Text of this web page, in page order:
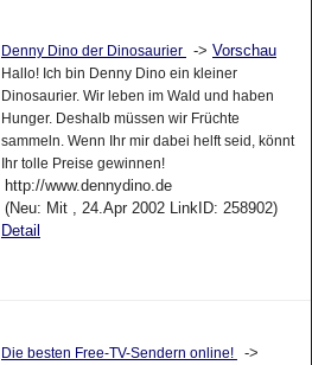
Denny Dino der Dinosaurier -> Vorschau
Hallo! Ich bin Denny Dino ein kleiner
Dinosaurier. Wir leben im Wald und haben
Hunger. Deshalb müssen wir Früchte
sammeln. Wenn Ihr mir dabei helft seid, könnt
Ihr tolle Preise gewinnen!
http://www.dennydino.de
(Neu: Mit , 24.Apr 2002 LinkID: 258902)
Detail
Die besten Free-TV-Sendern online!
->